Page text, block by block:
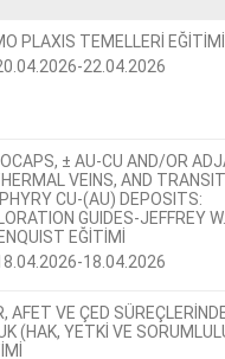
PLAXIS TEMELLERİ EĞİTİMİ
22.04.2026
± AU-CU AND/OR
VEINS, AND
CU-(AU) DEPOSITS:
GUIDES-JEFFREY W.
EĞİTİMİ
18.04.2026
AFET VE ÇED
(HAK, YETKİ VE